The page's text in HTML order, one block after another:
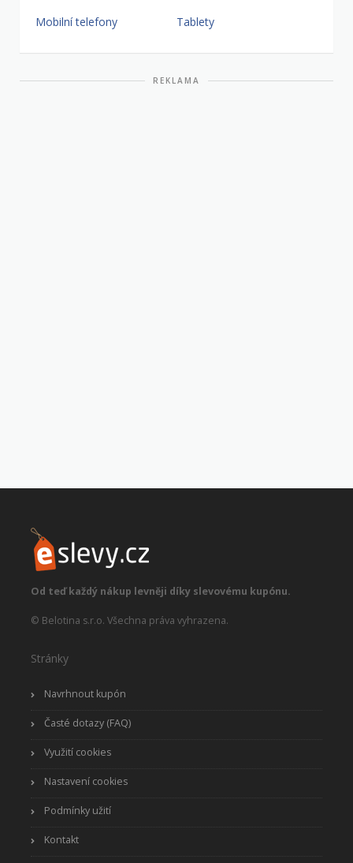
Mobilní telefony Tablety
REKLAMA
Od teď každý nákup levněji díky slevovému kupónu.
© Belotina s.r.o. Všechna práva vyhrazena.
Stránky
Navrhnout kupón
Časté dotazy (FAQ)
Využití cookies
Nastavení cookies
Podmínky užití
Kontakt